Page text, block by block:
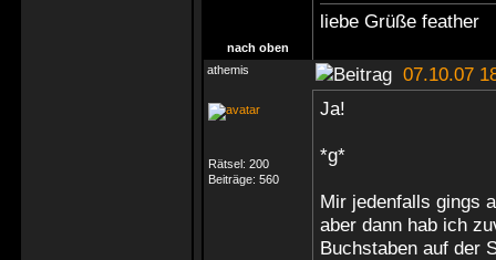
liebe Grüße feather
nach oben
athemis
07.10.07
Rätsel: 200
Beiträge: 560
Ja!
*g*
Mir jedenfalls gings
aber dann hab ich
Buchstaben auf der